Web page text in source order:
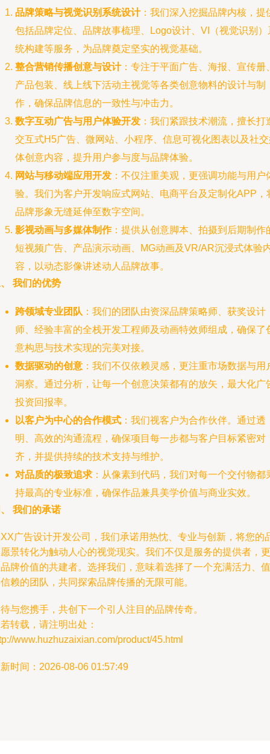
品牌策略与视觉识别系统设计：我们深入挖掘品牌内核，提
包括品牌定位、品牌故事梳理、Logo设计、VI（视觉识别）
统构建等服务，为品牌奠定坚实的视觉基础。
整合营销传播创意与设计：专注于平面广告、海报、宣传册
产品包装、线上线下活动主视觉等各类创意物料的设计与制
作，确保品牌信息的一致性与冲击力。
数字互动广告与用户体验开发 ：我们紧跟技术潮流，擅长打
交互式H5广告、微网站、小程序、信息可视化图表以及社
体创意内容，提升用户参与度与品牌体验。
网站与移动端应用开发 ：不仅注重美观，更强调功能与用户
验。我们为客户开发响应式网站、电商平台及定制化APP，
品牌形象无缝延伸至数字空间。
影视动画与多媒体制作：提供从创意脚本、拍摄到后期制作
短视频广告、产品演示动画、MG动画及VR/AR沉浸式体验
容，以动态影像讲述动人品牌故事。
我们的优势
跨领域专业团队 ：我们的团队由资深品牌策略师、获奖设计
师、经验丰富的全栈开发工程师及动画特效师组成，确保了
意构思与技术实现的完美对接。
数据驱动的创意 ：我们不仅依赖灵感，更注重市场数据与用
洞察。通过分析，让每一个创意决策都有的放矢，最大化广
投资回报率。
以客户为中心的合作模式 ：我们视客户为合作伙伴。通过透
明、高效的沟通流程，确保项目每一步都与客户目标紧密对
齐，并提供持续的技术支持与维护。
对品质的极致追求 ：从像素到代码，我们对每一个交付物都
持最高的专业标准，确保作品兼具美学价值与商业实效。
我们的承诺
广告设计开发公司，我们承诺用热忱、专业与创新，将您的
景转化为触动人心的视觉现实。我们不仅是服务的提供者，更
牌价值的共建者。选择我们，意味着选择了一个充满活力、值
赖的团队，共同探索品牌传播的无限可能。
与您携手，共创下一个引人注目的品牌传奇。
转载，请注明出处：
www.huzhuzaixian.com/product/45.html
时间：2026-08-06 01:57:49